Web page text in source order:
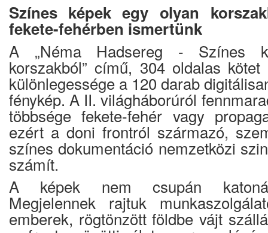
Színes képek egy olyan
fekete-fehérben ismertünk
A „Néma Hadsereg - Színes
korszakból” című, 304 oldalas kötet
különlegessége a 120 darab
fénykép. A II. világháborúról
többsége fekete-fehér vagy
ezért a doni frontról származó,
színes dokumentáció nemzetközi
számít.
A képek nem csupán
Megjelennek rajtuk
emberek, rögtönzött földbe vájt